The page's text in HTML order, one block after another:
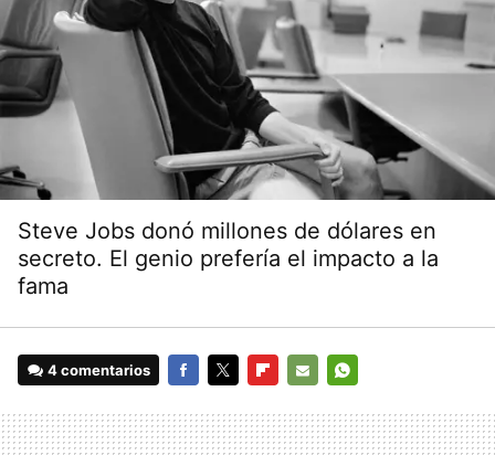
Steve Jobs donó millones de dólares en
secreto. El genio prefería el impacto a la
fama
4 comentarios
MAIL